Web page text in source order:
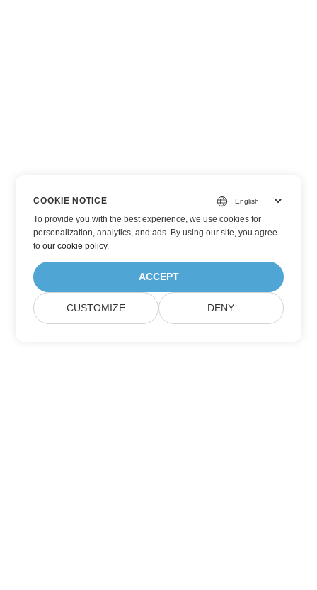
COOKIE NOTICE
To provide you with the best experience, we use cookies for
personalization, analytics, and ads. By using our site, you agree
toour cookie policy.
ACCEPT
CUSTOMIZE DENY